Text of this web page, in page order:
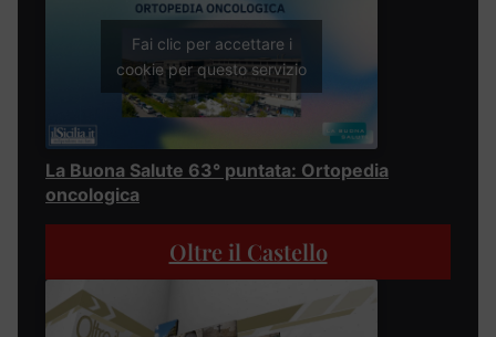
Fai clic per accettare i
cookie per questo servizio
La Buona Salute 63° puntata: Ortopedia
oncologica
Oltre il Castello